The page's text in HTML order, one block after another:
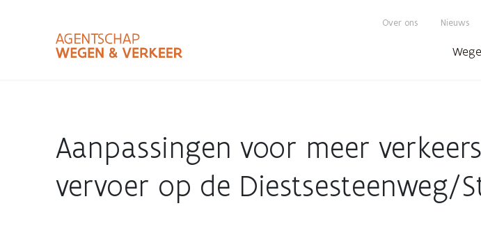
Over ons Nieuws
Zoekbalk
Aanpassingen voor meer
vervoer op de Diestsesteenweg/